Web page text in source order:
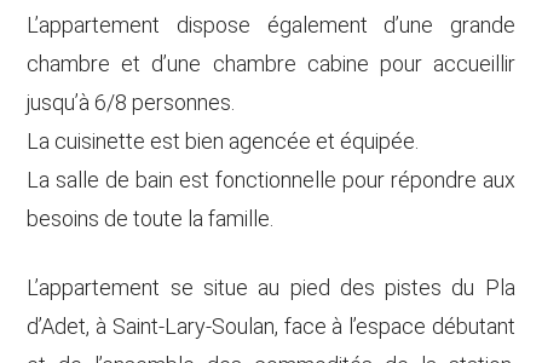
L’appartement dispose également d’une grande
chambre et d’une chambre cabine pour accueillir
jusqu’à 6/8 personnes.
La cuisinette est bien agencée et équipée.
La salle de bain est fonctionnelle pour répondre aux
besoins de toute la famille.
L’appartement se situe au pied des pistes du Pla
d’Adet, à Saint-Lary-Soulan, face à l’espace débutant